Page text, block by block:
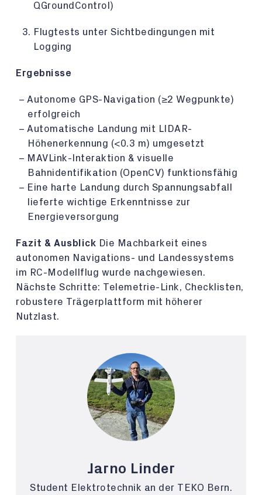
QGroundControl)
Flugtests unter Sichtbedingungen mit
Logging
Ergebnisse
Autonome GPS-Navigation (≥2 Wegpunkte)
erfolgreich
Automatische Landung mit LIDAR-
Höhenerkennung (<0.3 m) umgesetzt
MAVLink-Interaktion & visuelle
Bahnidentifikation (OpenCV) funktionsfähig
Eine harte Landung durch Spannungsabfall
lieferte wichtige Erkenntnisse zur
Energieversorgung
Fazit & Ausblick Die Machbarkeit eines
autonomen Navigations- und Landessystems
im RC-Modellflug wurde nachgewiesen.
Nächste Schritte: Telemetrie-Link, Checklisten,
robustere Trägerplattform mit höherer
Nutzlast.
Jarno Linder
Student Elektrotechnik an der TEKO Bern.